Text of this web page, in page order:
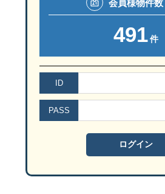
会員様物件数
491件
ID
PASS